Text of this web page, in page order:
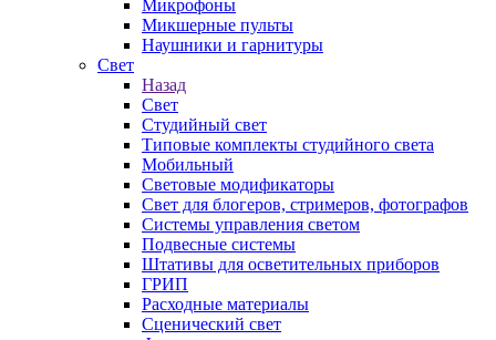
Микрофоны
Микшерные пульты
Наушники и гарнитуры
Свет
Назад
Свет
Студийный свет
Типовые комплекты студийного света
Мобильный
Световые модификаторы
Свет для блогеров, стримеров, фотографов
Системы управления светом
Подвесные системы
Штативы для осветительных приборов
ГРИП
Расходные материалы
Сценический свет